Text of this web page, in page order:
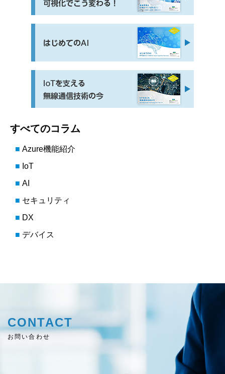
すべてのコラム
Azure機能紹介
IoT
AI
セキュリティ
DX
デバイス
CONTACT
お問い合わせ